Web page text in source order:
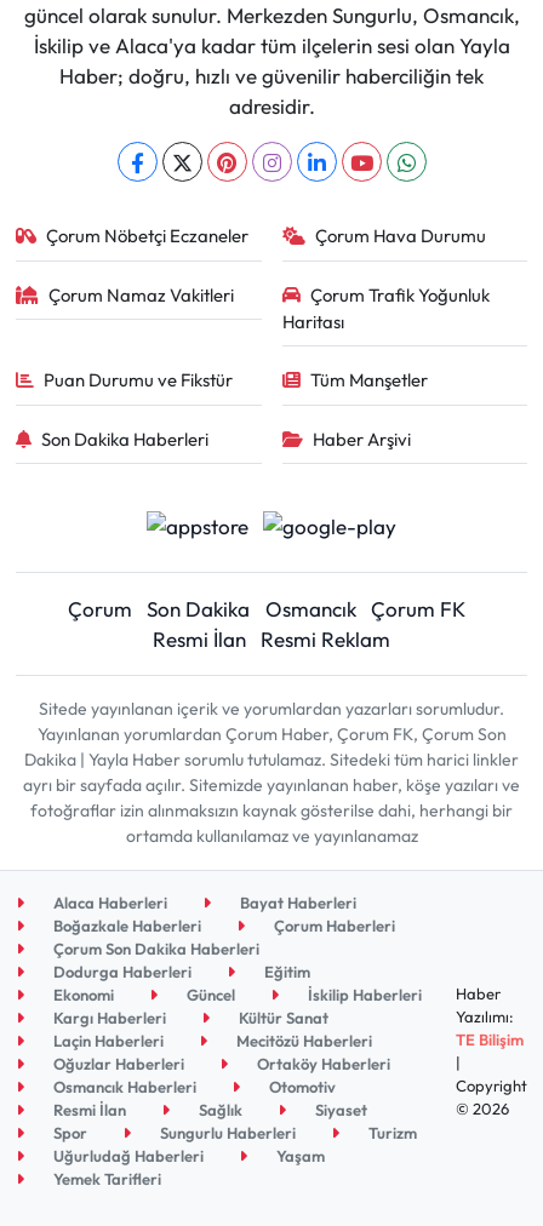
güncel olarak sunulur. Merkezden Sungurlu, Osmancık,
İskilip ve Alaca'ya kadar tüm ilçelerin sesi olan Yayla
Haber; doğru, hızlı ve güvenilir haberciliğin tek
adresidir.
Çorum Nöbetçi Eczaneler Çorum Hava Durumu
Çorum Namaz Vakitleri
Çorum Trafik Yoğunluk
Haritası
Puan Durumu ve Fikstür Tüm Manşetler
Son Dakika Haberleri Haber Arşivi
Çorum Son Dakika Osmancık Çorum FK
Resmi İlan
Resmi Reklam
Sitede yayınlanan içerik ve yorumlardan yazarları sorumludur.
Yayınlanan yorumlardan Çorum Haber, Çorum FK, Çorum Son
Dakika | Yayla Haber sorumlu tutulamaz. Sitedeki tüm harici linkler
ayrı bir sayfada açılır. Sitemizde yayınlanan haber, köşe yazıları ve
fotoğraflar izin alınmaksızın kaynak gösterilse dahi, herhangi bir
ortamda kullanılamaz ve yayınlanamaz
Alaca Haberleri
Bayat Haberleri
Boğazkale Haberleri
Çorum Haberleri
Çorum Son Dakika Haberleri
Dodurga Haberleri
Eğitim
Ekonomi
Güncel
İskilip Haberleri
Kargı Haberleri
Kültür Sanat
Laçin Haberleri
Mecitözü Haberleri
Oğuzlar Haberleri
Ortaköy Haberleri
Osmancık Haberleri
Otomotiv
Resmi İlan
Sağlık
Siyaset
Spor
Sungurlu Haberleri
Turizm
Uğurludağ Haberleri
Yaşam
Yemek Tarifleri
Haber
Yazılımı:
TE Bilişim
|
Copyright
© 2026